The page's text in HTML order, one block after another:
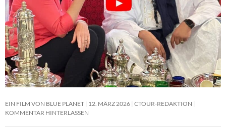
EIN FILM VON BLUE PLANET 12. MÄRZ 2026 CTOUR-REDAKTION
KOMMENTAR HINTERLASSEN